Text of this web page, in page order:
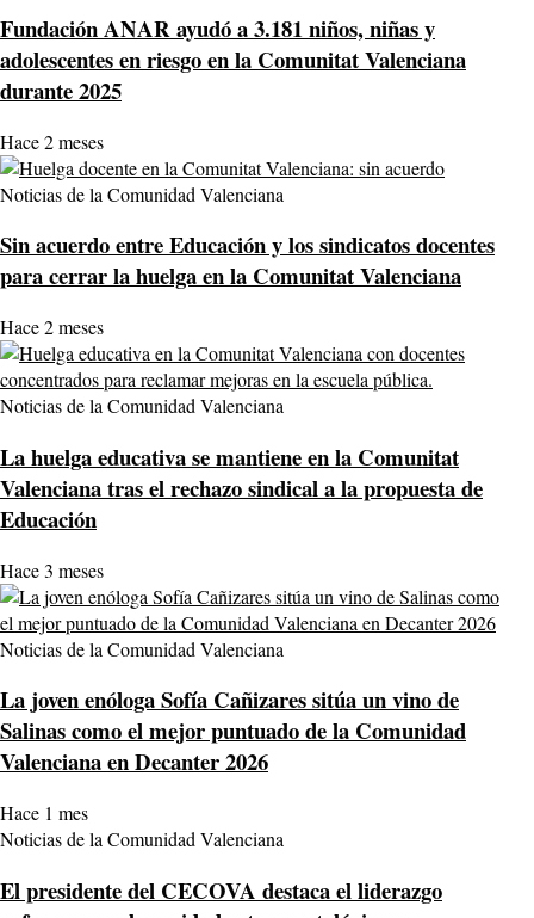
Fundación ANAR ayudó a 3.181 niños, niñas y
adolescentes en riesgo en la Comunitat Valenciana
durante 2025
Hace 2 meses
Noticias de la Comunidad Valenciana
Sin acuerdo entre Educación y los sindicatos docentes
para cerrar la huelga en la Comunitat Valenciana
Hace 2 meses
Noticias de la Comunidad Valenciana
La huelga educativa se mantiene en la Comunitat
Valenciana tras el rechazo sindical a la propuesta de
Educación
Hace 3 meses
Noticias de la Comunidad Valenciana
La joven enóloga Sofía Cañizares sitúa un vino de
Salinas como el mejor puntuado de la Comunidad
Valenciana en Decanter 2026
Hace 1 mes
Noticias de la Comunidad Valenciana
El presidente del CECOVA destaca el liderazgo